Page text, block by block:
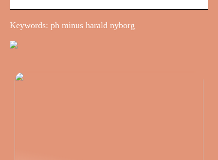
Keywords: ph minus harald nyborg